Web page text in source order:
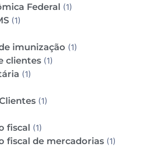
Federal (1)
(1)
imunização (1)
clientes (1)
(1)
(1)
fiscal (1)
fiscal de mercadorias (1)